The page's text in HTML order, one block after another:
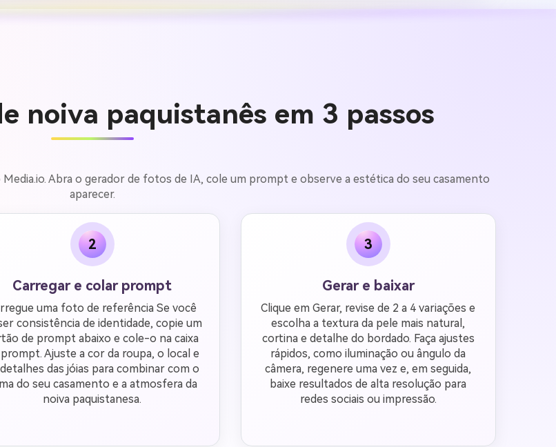
noiva paquistanês em 3 passos
Abra o gerador de fotos de IA, cole um prompt e observe a estética do seu casamento
aparecer.
2
Carregar e colar prompt
uma foto de referência Se você
consistência de identidade, copie um
de prompt abaixo e cole-o na caixa
Ajuste a cor da roupa, o local e
das jóias para combinar com o
do seu casamento e a atmosfera da
noiva paquistanesa.
3
Gerar e baixar
Clique em Gerar, revise de 2 a 4 variações e
escolha a textura da pele mais natural,
cortina e detalhe do bordado. Faça ajustes
rápidos, como iluminação ou ângulo da
câmera, regenere uma vez e, em seguida,
baixe resultados de alta resolução para
redes sociais ou impressão.